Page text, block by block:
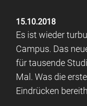
15.10.2018
Es ist wieder
Campus. Das
für tausende
Mal. Was die
Eindrücken